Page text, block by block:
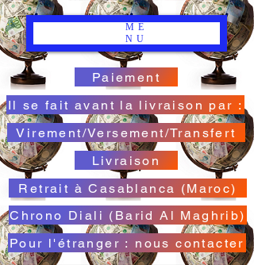
ME
NU
Paiement
Virement/Versement/Transfert
Livraison
Retrait à Casablanca (Maroc)
Il se fait avant la livraison par :
Chrono Diali (Barid Al Maghrib)
Pour l'étranger : nous contacter